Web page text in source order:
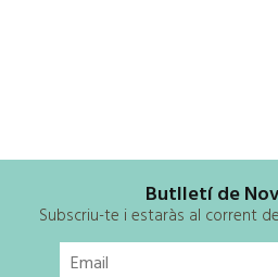
Butlletí de
Subscriu-te i estaràs al corrent